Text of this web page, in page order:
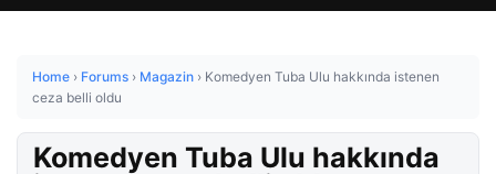
Home › Forums › Magazin › Komedyen Tuba Ulu hakkında istenen
ceza belli oldu
Komedyen Tuba Ulu hakkında